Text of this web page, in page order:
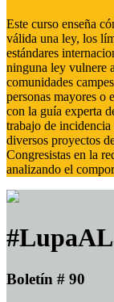
Este curso enseña
válida una ley, los
estándares
ninguna ley vulnere
comunidades
personas mayores o
con la guía experta
trabajo de
diversos proyectos
Congresistas en la
analizando el
Boletín # 90